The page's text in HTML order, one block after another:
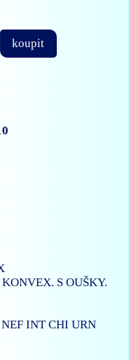
koupit
S OUŠKY.
NEFINTCHIURN